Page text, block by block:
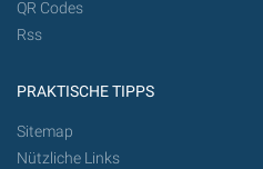
QR Codes
Rss
PRAKTISCHE TIPPS
Sitemap
Nützliche Links